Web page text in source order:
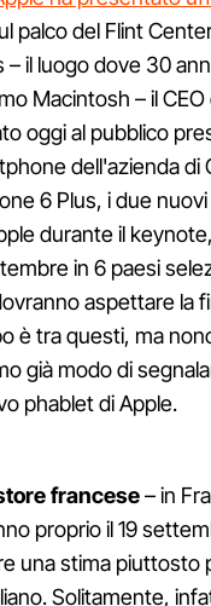
palco del Flint
il luogo dove 30
Macintosh – il CEO
oggi al pubblico
dell'azienda di
6 Plus, i due
durante il
in 6 paesi
aspettare la
è tra questi, ma
già modo di
phablet di Apple.
francese– in
proprio il 19
una stima piuttosto
Solitamente,